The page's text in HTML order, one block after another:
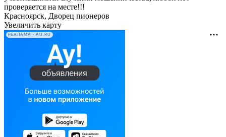
проверяется на месте!!!
Красноярск, Дворец пионеров
Увеличить карту
РЕКЛАМА • AU.RU